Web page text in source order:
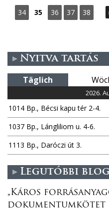
e
n
34 35 36 37 38
Nyitva tartás
Täglich
2026.
1014 Bp., Bécsi kapu tér 2-4.
1037 Bp., Lángliliom u. 4-6.
1113 Bp., Daróczi út 3.
Legutóbbi
„Káros
dokumentumkötet